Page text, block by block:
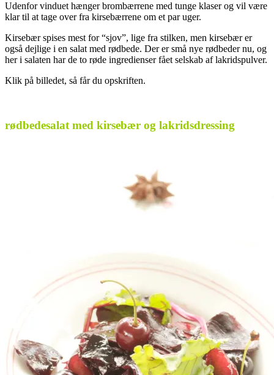
Udenfor vinduet hænger brombærrene med tunge klaser og vil være
klar til at tage over fra kirsebærrene om et par uger.
Kirsebær spises mest for “sjov”, lige fra stilken, men kirsebær er
også dejlige i en salat med rødbede. Der er små nye rødbeder nu, og
her i salaten har de to røde ingredienser fået selskab af lakridspulver.
Klik på billedet, så får du opskriften.
rødbedesalat med kirsebær og lakridsdressing